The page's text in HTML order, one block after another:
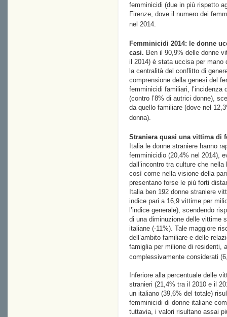
femminicidi (due in più rispetto
Firenze, dove il numero dei
nel 2014.
Femminicidi 2014: le donne
casi. Ben il 90,9% delle donne
il 2014) è stata uccisa per mano
la centralità del conflitto di
comprensione della genesi del
femminicidi familiari, l’incidenza
(contro l’8% di autrici donne),
da quello familiare (dove nel
donna).
Straniera quasi una vittima di
Italia le donne straniere hanno
femminicidio (20,4% nel 2014),
dall’incontro tra culture che
così come nella visione della
presentano forse le più forti
Italia ben 192 donne straniere
indice pari a 16,9 vittime per
l’indice generale), scendendo
di una diminuzione delle vittime
italiane (-11%). Tale maggiore
dell’ambito familiare e delle
famiglia per milione di residenti,
complessivamente considerati
Inferiore alla percentuale delle
stranieri (21,4% tra il 2010 e il
un italiano (39,6% del totale)
femminicidi di donne italiane
tuttavia, i valori risultano assai